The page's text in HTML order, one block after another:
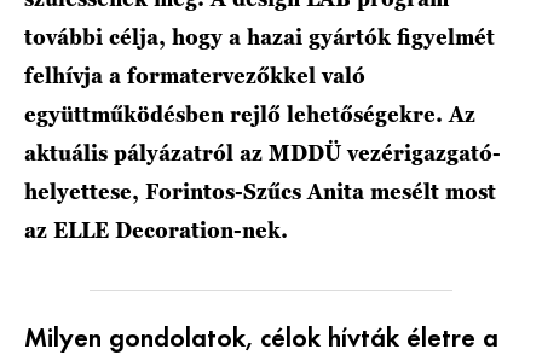
további célja, hogy a hazai gyártók figyelmét
felhívja a formatervezőkkel való
együttműködésben rejlő lehetőségekre. Az
aktuális pályázatról az MDDÜ vezérigazgató-
helyettese, Forintos-Szűcs Anita mesélt most
az ELLE Decoration-nek.
Milyen gondolatok, célok hívták életre a